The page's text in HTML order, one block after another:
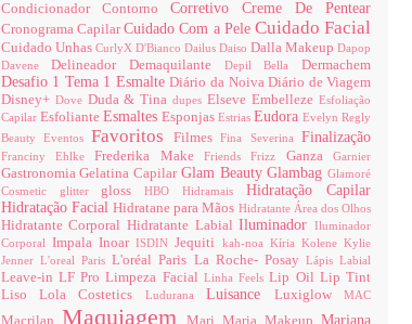
Condicionador Contorno Corretivo Creme De Pentear
Cronograma CapilarCuidado Com a Pele Cuidado Facial
Cuidado Unhas CurlyX D'Bianco Dailus DaisoDalla MakeupDapop
DaveneDelineadorDemaquilante Depil BellaDermachem
Desafio 1 Tema 1 EsmalteDiário da NoivaDiário de Viagem
Disney+ Dove Duda & TinadupesElseveEmbellezeEsfoliação
Capilar Esfoliante Esmaltes Esponjas EstriasEudoraEvelyn Regly
BeautyEventosFavoritos FilmesFina SeverinaFinalização
Franciny EhlkeFrederika MakeFriendsFrizz GanzaGarnier
GastronomiaGelatina Capilar Glam BeautyGlambagGlamoré
Cosmetic glitter glossHBOHidramaisHidratação Capilar
Hidratação Facial Hidratane para Mãos Hidratante Área dos Olhos
Hidratante CorporalHidratante LabialIluminadorIluminador
Corporal Impala InoarISDINJequiti kah-noa KíriaKoleneKylie
Jenner L'oreal ParisL'oréal Paris La Roche- PosayLápis Labial
Leave-in LF ProLimpeza Facial Linha FeelsLip Oil Lip Tint
LisoLola Costetics LuduranaLuisance LuxiglowMAC
Maquiagem
Mariana